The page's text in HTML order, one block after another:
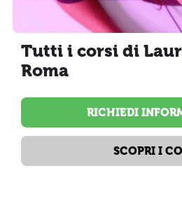
Tutti i corsi di
Roma
RICHIEDI
SCOPRI I